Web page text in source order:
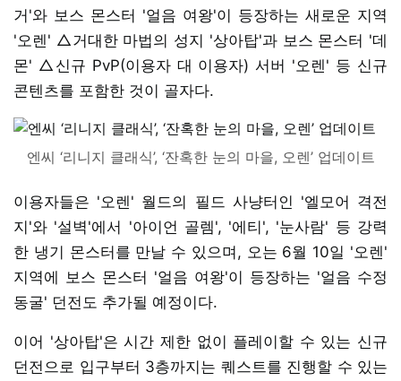
거'와 보스 몬스터 '얼음 여왕'이 등장하는 새로운 지역
'오렌' △거대한 마법의 성지 '상아탑'과 보스 몬스터 '데
몬' △신규 PvP(이용자 대 이용자) 서버 '오렌' 등 신규
콘텐츠를 포함한 것이 골자다.
엔씨 ‘리니지 클래식’, ‘잔혹한 눈의 마을, 오렌’ 업데이트
이용자들은 '오렌' 월드의 필드 사냥터인 '엘모어 격전
지'와 '설벽'에서 '아이언 골렘', '에티', '눈사람' 등 강력
한 냉기 몬스터를 만날 수 있으며, 오는 6월 10일 '오렌'
지역에 보스 몬스터 '얼음 여왕'이 등장하는 '얼음 수정
동굴' 던전도 추가될 예정이다.
이어 '상아탑'은 시간 제한 없이 플레이할 수 있는 신규
던전으로 입구부터 3층까지는 퀘스트를 진행할 수 있는